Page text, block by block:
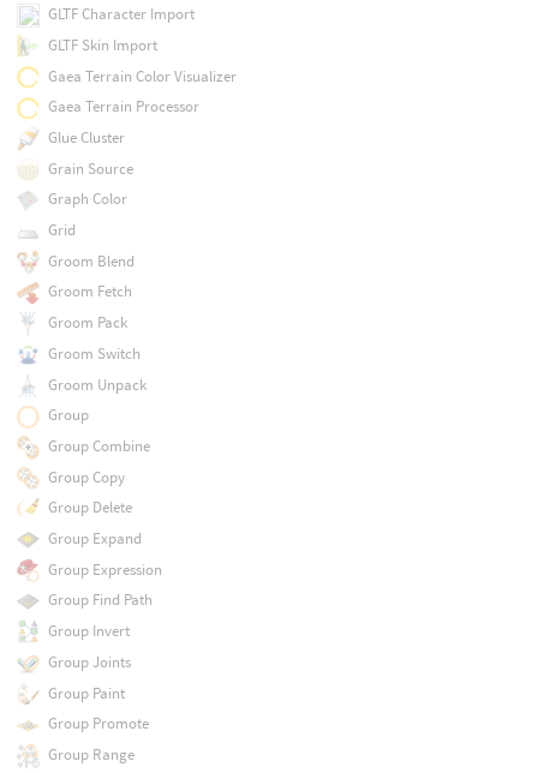
GLTF Character Import
GLTF Skin Import
Gaea Terrain Color Visualizer
Gaea Terrain Processor
Glue Cluster
Grain Source
Graph Color
Grid
Groom Blend
Groom Fetch
Groom Pack
Groom Switch
Groom Unpack
Group
Group Combine
Group Copy
Group Delete
Group Expand
Group Expression
Group Find Path
Group Invert
Group Joints
Group Paint
Group Promote
Group Range